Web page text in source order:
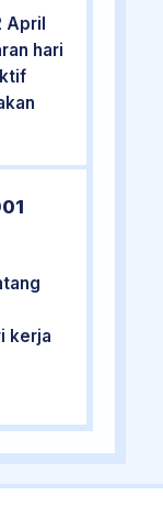
April
hari
kerja